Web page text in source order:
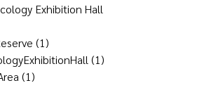
Exhibition Hall
(1)
(1)
(1)